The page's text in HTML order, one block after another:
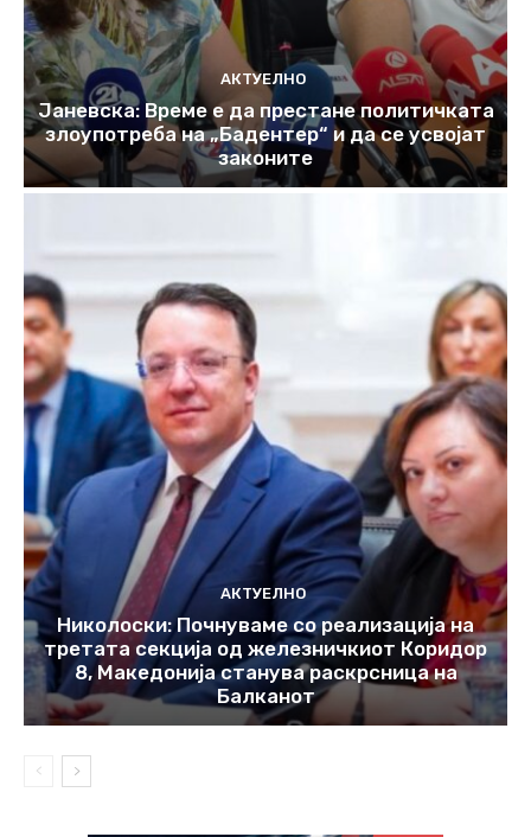
АКТУЕЛНО
Јаневска: Време е да престане политичката
злоупотреба на „Бадентер“ и да се усвојат
законите
АКТУЕЛНО
Николоски: Почнуваме со реализација на
третата секција од железничкиот Коридор
8, Македонија станува раскрсница на
Балканот